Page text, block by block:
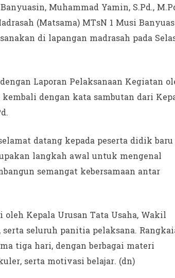
Muhammad Yamin, S.Pd.,
(Matsama) MTsN 1 Musi
di lapangan madrasah pada
Laporan Pelaksanaan Kegiatan
dengan kata sambutan dari
datang kepada peserta didik baru
langkah awal untuk mengenal
semangat kebersamaan antar
Kepala Urusan Tata Usaha, Wakil
seluruh panitia pelaksana.
tiga hari, dengan berbagai materi
serta motivasi belajar. (dn)